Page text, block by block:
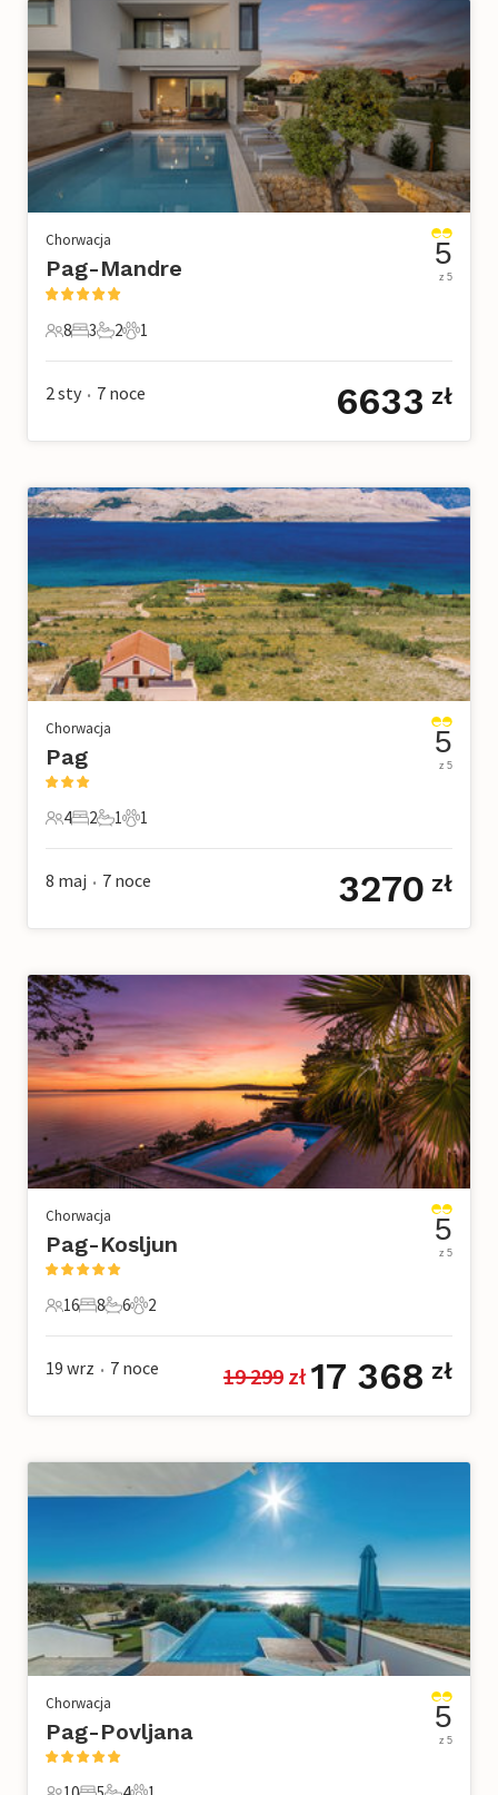
Chorwacja
Pag-Mandre
8 Goście
8
3 Sypialnie
3
2 Łazienki
2
1 Zwierzę domowe
1
5
z 5
2 sty • 7 noce 6633 zł
Chorwacja
Pag
4 Goście
4
2 Sypialnie
2
1 Łazienka
1
1 Zwierzę domowe
1
5
z 5
8 maj • 7 noce 3270 zł
Chorwacja
Pag-Kosljun
16 Goście
16
8 Sypialnie
8
6 Łazienki
6
2 Zwierzęta domowe
2
5
z 5
19 wrz • 7 noce 19 299 zł 17 368 zł
Chorwacja
Pag-Povljana 5
z 5